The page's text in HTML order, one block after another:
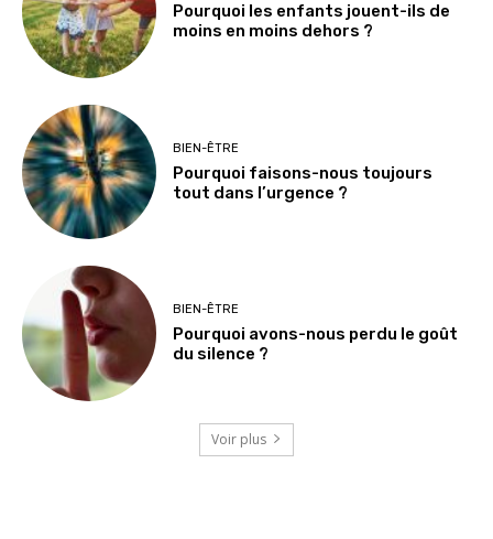
Pourquoi les enfants jouent-ils de
moins en moins dehors ?
BIEN-ÊTRE
Pourquoi faisons-nous toujours
tout dans l’urgence ?
BIEN-ÊTRE
Pourquoi avons-nous perdu le goût
du silence ?
Voir plus